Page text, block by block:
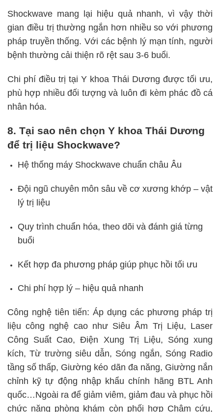
Shockwave mang lại hiệu quả nhanh, vì vậy thời
gian điều trị thường ngắn hơn nhiều so với phương
pháp truyền thống. Với các bệnh lý mạn tính, người
bệnh thường cải thiện rõ rệt sau 3-6 buổi.
Chi phí điều trị tại Y khoa Thái Dương được tối ưu,
phù hợp nhiều đối tượng và luôn đi kèm phác đồ cá
nhân hóa.
8. Tại sao nên chọn Y khoa Thái Dương
để trị liệu Shockwave?
Hệ thống máy Shockwave chuẩn châu Âu
Đội ngũ chuyên môn sâu về cơ xương khớp – vật
lý trị liệu
Quy trình chuẩn hóa, theo dõi và đánh giá từng
buổi
Kết hợp đa phương pháp giúp phục hồi tối ưu
Chi phí hợp lý – hiệu quả nhanh
Công nghệ tiên tiến: Áp dụng các phương pháp trị
liệu công nghệ cao như Siêu Âm Trị Liệu, Laser
Công Suất Cao, Điện Xung Trị Liệu, Sóng xung
kích, Từ trường siêu dẫn, Sóng ngắn, Sóng Radio
tầng số thấp, Giường kéo dãn đa năng, Giường nắn
chỉnh kỹ tự động nhập khẩu chính hãng BTL Anh
quốc…Ngoài ra để giảm viêm, giảm đau và phục hồi
chức năng phòng khám còn phối hợp Châm cứu,